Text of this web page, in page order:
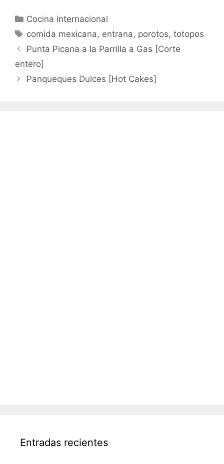
Categorías
Cocina internacional
Etiquetas
comida mexicana, entrana, porotos,totopos
Punta Picana a la Parrilla a Gas [Corte
entero]
Panqueques Dulces [Hot Cakes]
Entradas recientes